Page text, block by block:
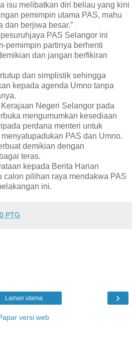
isu melibatkan diri beliau yang kini
pemimpin utama PAS, mahu
dan berjiwa besar.”
PAS Selangor ini
pemimpin partinya berhenti
dan jangan berfikiran
dan simplistik sehingga
kepada agenda Umno tanpa
Negeri Selangor pada
mengumumkan kesediaan
perdana menteri untuk
PAS dan Umno.
demikian dengan
teras.
kepada Berita Harian
calon pilihan raya mendakwa PAS
ini.
PTG
›
Laman utama
versi web